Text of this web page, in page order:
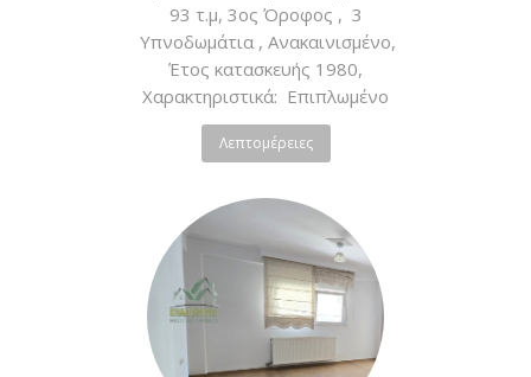
93 τ.μ, 3ος Όροφος , 3
Υπνοδωμάτια , Ανακαινισμένο,
Έτος κατασκευής 1980,
Χαρακτηριστικά: Επιπλωμένο
Τηλεθέρμανση, Boiler,Ασανσέρ,
Διπλά Τζάμια, Σίτες, Τέντες,
450 €,
Λεπτομέρειες